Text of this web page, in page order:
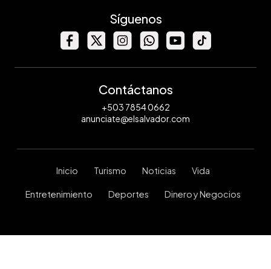
Síguenos
Contáctanos
+503 7854 0662
anunciate@elsalvador.com
Inicio Turismo Noticias Vida
Entretenimiento Deportes Dinero y Negocios